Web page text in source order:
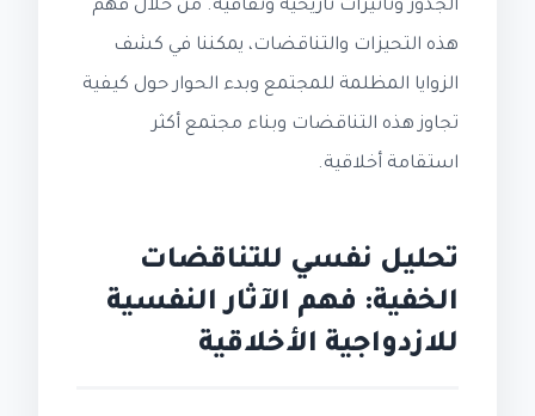
الجذور وتأثيرات تاريخية وثقافية. من خلال فهم
هذه التحيزات والتناقضات، يمكننا في كشف
الزوايا المظلمة للمجتمع وبدء الحوار حول كيفية
تجاوز هذه التناقضات وبناء مجتمع أكثر
استقامة أخلاقية.
تحليل نفسي للتناقضات
الخفية: فهم الآثار النفسية
للازدواجية الأخلاقية